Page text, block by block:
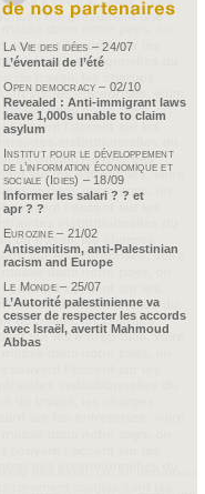
La Vie des idées – 24/07
L’éventail de l’été
Open democracy – 02/10
Revealed : Anti-immigrant laws
leave 1,000s unable to claim
asylum
Institut pour le développement
de l’information économique et
sociale (Idies) – 18/09
Informer les salari ? ? et
apr ? ?
Eurozine – 21/02
Antisemitism, anti-Palestinian
racism and Europe
Le Monde – 25/07
L’Autorité palestinienne va
cesser de respecter les accords
avec Israël, avertit Mahmoud
Abbas